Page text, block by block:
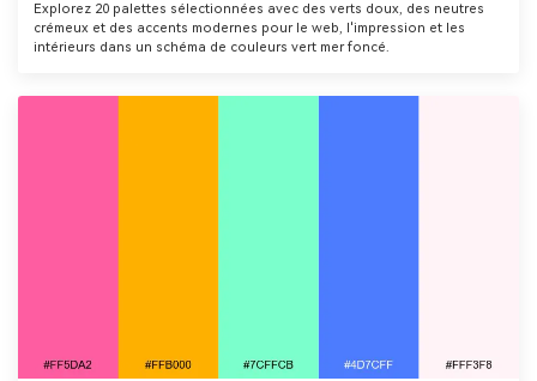
Explorez 20 palettes sélectionnées avec des verts doux, des neutres
crémeux et des accents modernes pour le web, l'impression et les
intérieurs dans un schéma de couleurs vert mer foncé.